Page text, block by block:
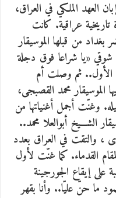
العهد الملكي في العراق،
عراقية. كانت
قد حضر بغداد من قبلها الموسيقار
«يا شراعا فوق دجلة
الأول.. ثم وصلت أم
الموسيقار محمد القصبجى،
وغنّت أجمل أغنياتها من
الشـــيخ أبوالعلا محمد..
، والتقت في العراق بعدد
القدماء. كما غنّت لأول
على إيقاع الجورجينة
ما حنّ عليّا.. وأنا بقهر